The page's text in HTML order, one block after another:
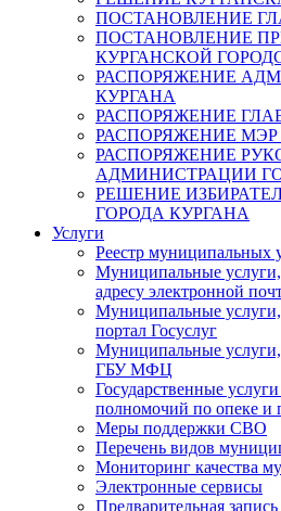
ПОСТАНОВЛЕНИЕ
ПОСТАНОВЛЕНИЕ
КУРГАНСКОЙ
РАСПОРЯЖЕНИЕ
КУРГАНА
РАСПОРЯЖЕНИЕ
РАСПОРЯЖЕНИЕ МЭР
РАСПОРЯЖЕНИЕ
АДМИНИСТРАЦИИ
РЕШЕНИЕ
ГОРОДА КУРГАНА
Услуги
Реестр муниципальных
Муниципальные
адресу электронной
Муниципальные услуги,
портал Госуслуг
Муниципальные услуги,
ГБУ МФЦ
Государственные
полномочий по опеке и
Меры поддержки СВО
Перечень видов
Мониторинг качества
Электронные сервисы
Предварительная запись